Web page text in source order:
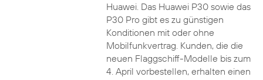
Huawei. Das Huawei P30 sowie das
P30 Pro gibt es zu günstigen
Konditionen mit oder ohne
Mobilfunkvertrag. Kunden, die die
neuen Flaggschiff-Modelle bis zum
4. April vorbestellen, erhalten einen